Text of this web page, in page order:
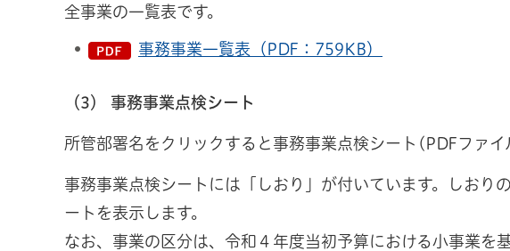
全事業の一覧表です。
事務事業一覧表（PDF：759KB）
（3） 事務事業点検シート
所管部署名をクリックすると事務事業点検シート(PDFファイ
事務事業点検シートには「しおり」が付いています。しおり
ートを表示します。
なお、事業の区分は、令和４年度当初予算における小事業を